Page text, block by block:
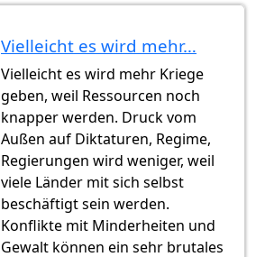
Vielleicht es wird mehr…
Vielleicht es wird mehr Kriege
geben, weil Ressourcen noch
knapper werden. Druck vom
Außen auf Diktaturen, Regime,
Regierungen wird weniger, weil
viele Länder mit sich selbst
beschäftigt sein werden.
Konflikte mit Minderheiten und
Gewalt können ein sehr brutales